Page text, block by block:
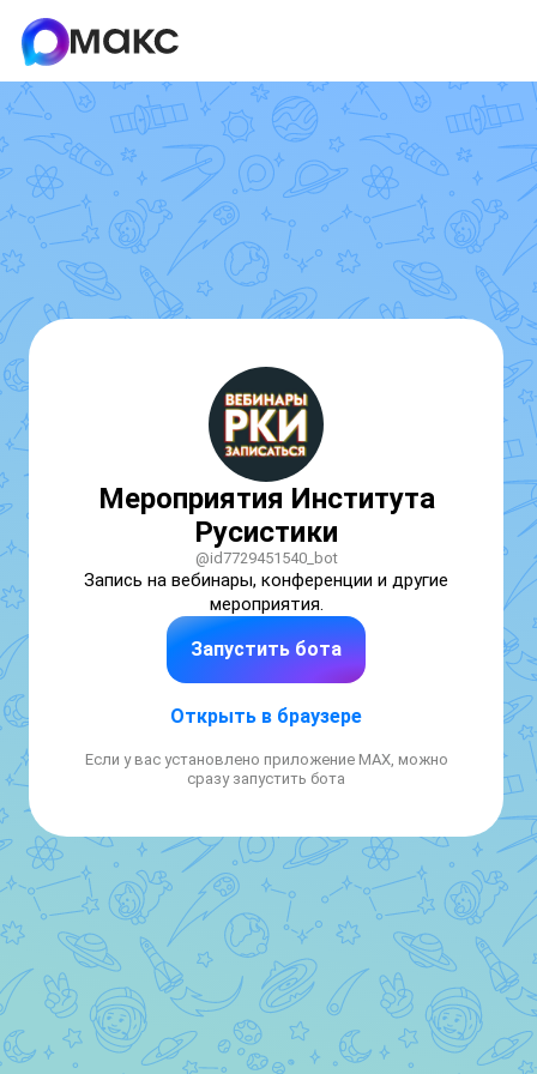
Мероприятия Института
Русистики
@id7729451540_bot
Запись на вебинары, конференции и другие
мероприятия.
Запустить бота
Открыть в браузере
Если у вас установлено приложение MAX, можно
сразу запустить бота